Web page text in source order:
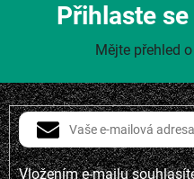
Vložením e-mailu
Přihlaste
Mějte přehled